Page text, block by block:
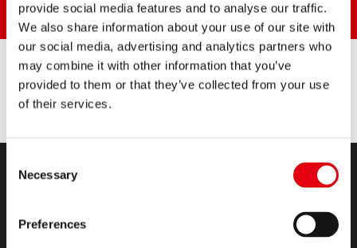
provide social media features and to analyse our traffic.
We also share information about your use of our site with
our social media, advertising and analytics partners who
may combine it with other information that you’ve
provided to them or that they’ve collected from your use
of their services.
Selection
Necessary
Preferences
FŐOLDAL